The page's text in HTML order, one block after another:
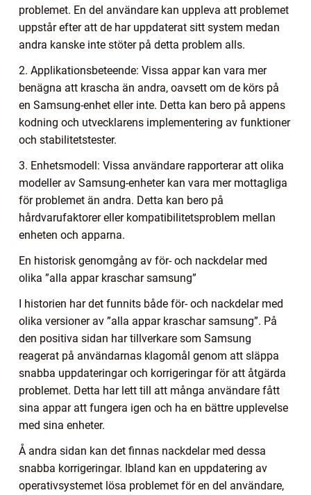
problemet. En del användare kan uppleva att problemet
uppstår efter att de har uppdaterat sitt system medan
andra kanske inte stöter på detta problem alls.
2. Applikationsbeteende: Vissa appar kan vara mer
benägna att krascha än andra, oavsett om de körs på
en Samsung-enhet eller inte. Detta kan bero på appens
kodning och utvecklarens implementering av funktioner
och stabilitetstester.
3. Enhetsmodell: Vissa användare rapporterar att olika
modeller av Samsung-enheter kan vara mer mottagliga
för problemet än andra. Detta kan bero på
hårdvarufaktorer eller kompatibilitetsproblem mellan
enheten och apparna.
En historisk genomgång av för- och nackdelar med
olika ”alla appar kraschar samsung”
I historien har det funnits både för- och nackdelar med
olika versioner av ”alla appar kraschar samsung”. På
den positiva sidan har tillverkare som Samsung
reagerat på användarnas klagomål genom att släppa
snabba uppdateringar och korrigeringar för att åtgärda
problemet. Detta har lett till att många användare fått
sina appar att fungera igen och ha en bättre upplevelse
med sina enheter.
Å andra sidan kan det finnas nackdelar med dessa
snabba korrigeringar. Ibland kan en uppdatering av
operativsystemet lösa problemet för en del användare,